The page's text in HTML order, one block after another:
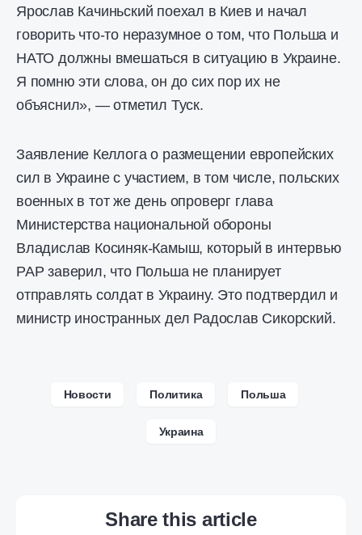
Ярослав Качиньский поехал в Киев и начал
говорить что-то неразумное о том, что Польша и
НАТО должны вмешаться в ситуацию в Украине.
Я помню эти слова, он до сих пор их не
объяснил», — отметил Туск.
Заявление Келлога о размещении европейских
сил в Украине с участием, в том числе, польских
военных в тот же день опроверг глава
Министерства национальной обороны
Владислав Косиняк-Камыш, который в интервью
PAP заверил, что Польша не планирует
отправлять солдат в Украину. Это подтвердил и
министр иностранных дел Радослав Сикорский.
Новости Политика Польша
Украина
Share this article